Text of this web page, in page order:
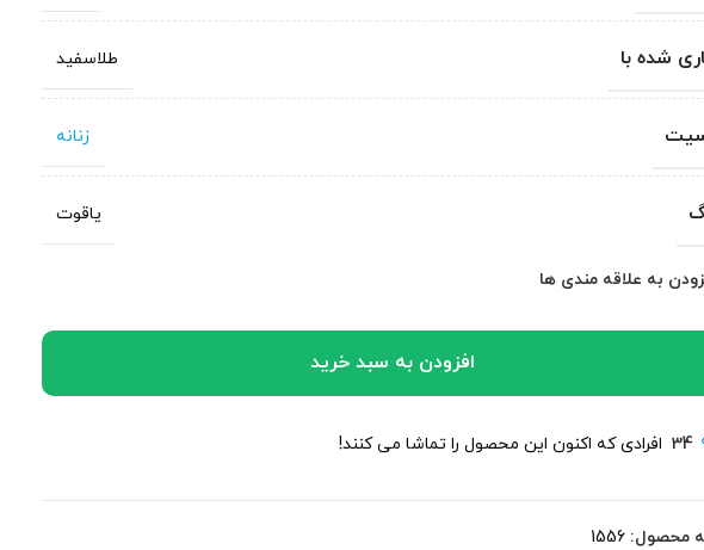
شده با طلاسفید
زنانه
یاقوت
به علاقه مندی ها
افزودن به سبد خرید
34 افرادی که اکنون این محصول را تماشا می کنند!
محصول: 1556